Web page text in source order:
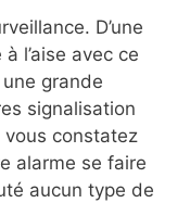
D’une
l’aise avec ce
grande
signalisation
vous constatez
alarme se faire
aucun type de